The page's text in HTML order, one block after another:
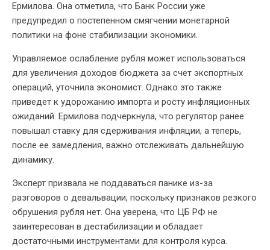
Ермилова. Она отметила, что Банк России уже
предупредил о постепенном смягчении монетарной
политики на фоне стабилизации экономики.
Управляемое ослабление рубля может использоваться
для увеличения доходов бюджета за счет экспортных
операций, уточнила экономист. Однако это также
приведет к удорожанию импорта и росту инфляционных
ожиданий. Ермилова подчеркнула, что регулятор ранее
повышал ставку для сдерживания инфляции, а теперь,
после ее замедления, важно отслеживать дальнейшую
динамику.
Эксперт призвала не поддаваться панике из-за
разговоров о девальвации, поскольку признаков резкого
обрушения рубля нет. Она уверена, что ЦБ РФ не
заинтересован в дестабилизации и обладает
достаточными инструментами для контроля курса.